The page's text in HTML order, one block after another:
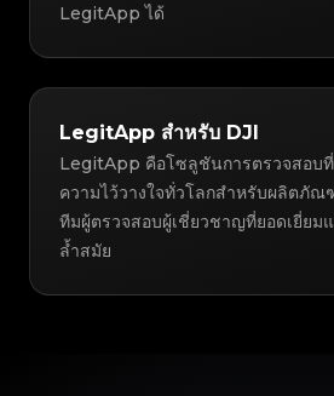
LegitApp ได้
LegitApp สำหรับ DJI
LegitApp คือโซลูชันการตรวจสอบที่
ความไว้วางใจทั่วโลกสำหรับผลิตภั
ทีมผู้ตรวจสอบผู้เชี่ยวชาญที่ยอดเยี่ยม
ล้ำสมัย